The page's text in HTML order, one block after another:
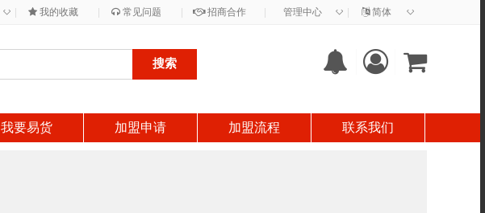
◇ 我的收藏 常见问题 招商合作 管理中心 ◇ 简体 ◇
搜索
我要易货 加盟申请 加盟流程 联系我们